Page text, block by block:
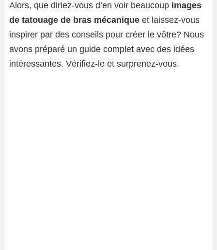
Alors, que diriez-vous d’en voir beaucoup images
de tatouage de bras mécanique et laissez-vous
inspirer par des conseils pour créer le vôtre? Nous
avons préparé un guide complet avec des idées
intéressantes. Vérifiez-le et surprenez-vous.